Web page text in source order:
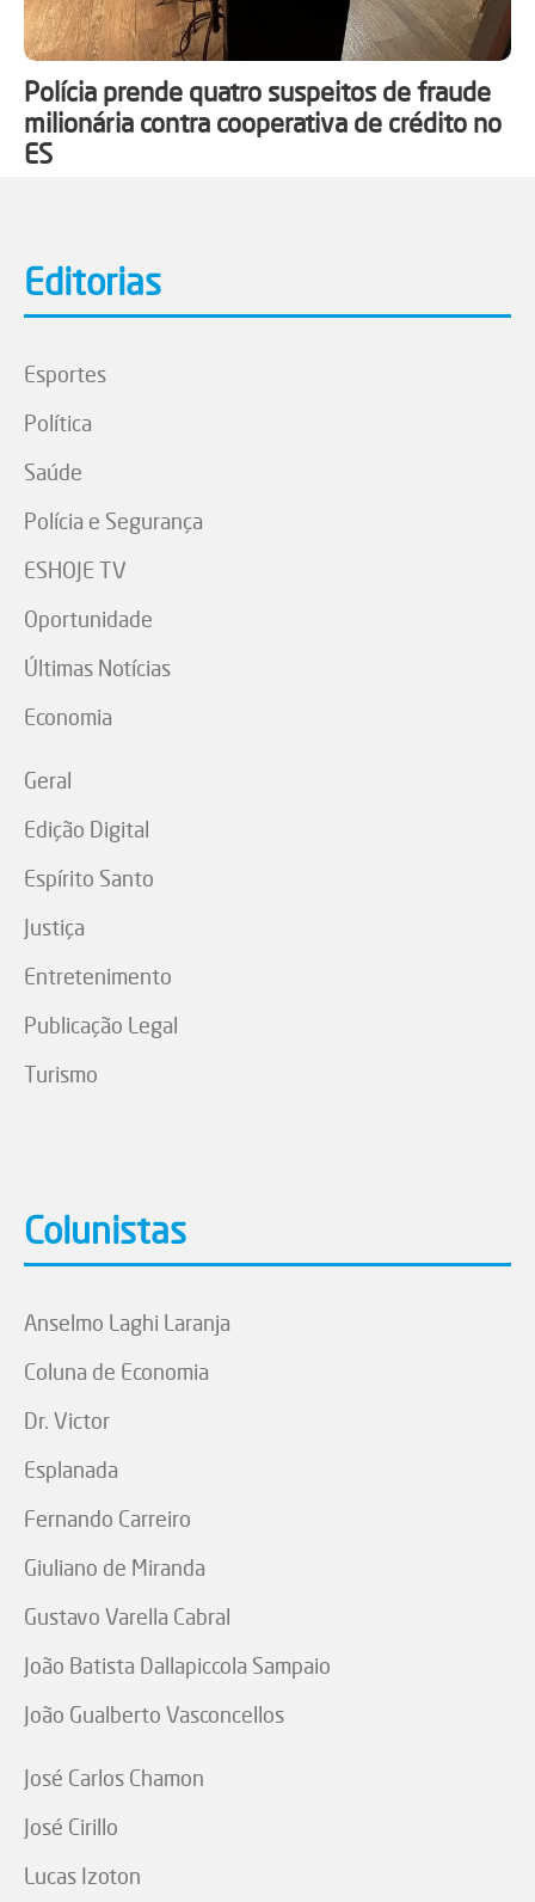
Polícia prende quatro suspeitos de fraude
milionária contra cooperativa de crédito no
ES
Editorias
Esportes
Política
Saúde
Polícia e Segurança
ESHOJE TV
Oportunidade
Últimas Notícias
Economia
Geral
Edição Digital
Espírito Santo
Justiça
Entretenimento
Publicação Legal
Turismo
Colunistas
Anselmo Laghi Laranja
Coluna de Economia
Dr. Victor
Esplanada
Fernando Carreiro
Giuliano de Miranda
Gustavo Varella Cabral
João Batista Dallapiccola Sampaio
João Gualberto Vasconcellos
José Carlos Chamon
José Cirillo
Lucas Izoton